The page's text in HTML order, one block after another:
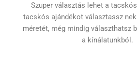
Szuper választás lehet a
tacskós ajándékot választassz
méretét, még mindig választhatsz
a kínálatunkból.